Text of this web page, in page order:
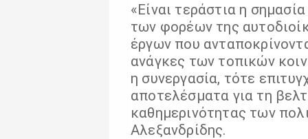
«Είναι τεράστια η
των φορέων της
έργων που
ανάγκες των τοπικών
η συνεργασία, τότε
αποτελέσματα για τη
καθημερινότητας των
Αλεξανδρίδης.